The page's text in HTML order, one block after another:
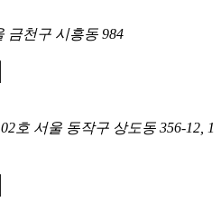
금천구 시흥동 984
호 서울 동작구 상도동 356-12, 1